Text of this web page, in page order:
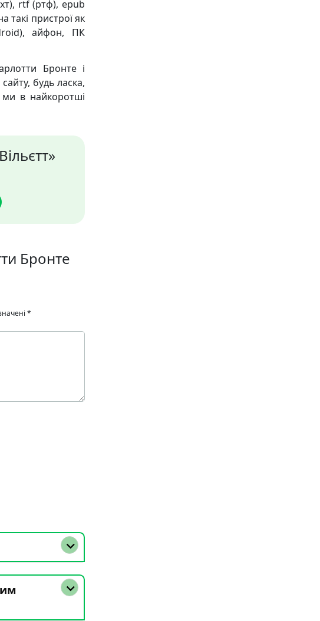
rtf (ртф), epub
такі пристрої як
айфон, ПК
Бронте і
будь ласка,
в найкоротші
Бронте
*